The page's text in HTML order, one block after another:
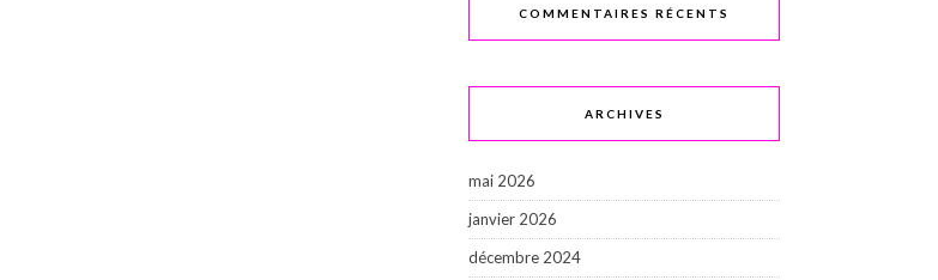
COMMENTAIRES RÉCENTS
ARCHIVES
mai 2026
janvier 2026
décembre 2024